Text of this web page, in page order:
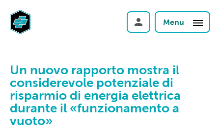
Menu
Un nuovo rapporto mostra il
considerevole potenziale di
risparmio di energia elettrica
durante il «funzionamento a
vuoto»